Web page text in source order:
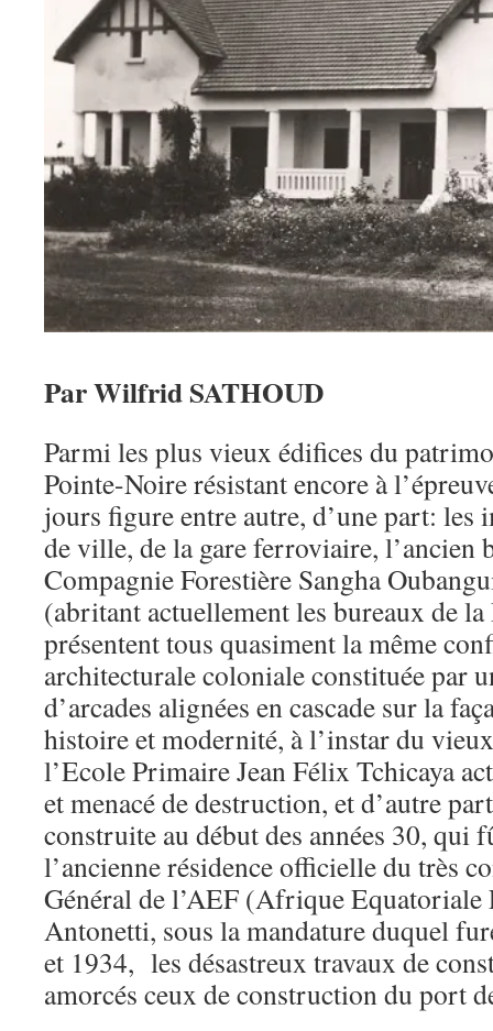
Par Wilfrid SATHOUD
Parmi les plus vieux édifices du
Pointe-Noire résistant encore à
jours figure entre autre, d’une part: les
de ville, de la gare ferroviaire, l’ancien
Compagnie Forestière Sangha
(abritant actuellement les bureaux de
présentent tous quasiment la même
architecturale coloniale constituée par
d’arcades alignées en cascade sur la
histoire et modernité, à l’instar du
l’Ecole Primaire Jean Félix Tchicaya
et menacé de destruction, et d’autre
construite au début des années 30, qui
l’ancienne résidence officielle du très
Général de l’AEF (Afrique
Antonetti, sous la mandature duquel
et 1934, les désastreux travaux de
amorcés ceux de construction du port